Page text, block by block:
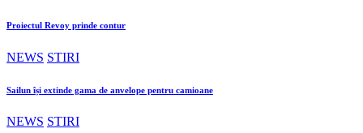
Proiectul Revoy prinde contur
NEWS STIRI
Sailun își extinde gama de anvelope pentru camioane
NEWS STIRI